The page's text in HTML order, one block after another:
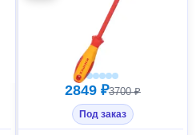
2849 ₽3700 ₽
Под заказ